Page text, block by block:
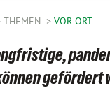
THEMEN VOR ORT
gefördert